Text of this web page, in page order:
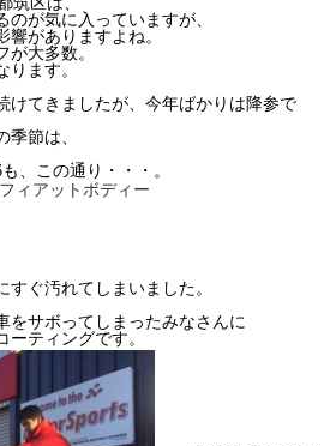
が気に入っていますが、
がありますよね。
大多数。
ります。
けてきましたが、今年ばかりは降参で
季節は、
、この通り・・・。
ぐ汚れてしまいました。
をサボってしまったみなさんに
ーティングです。